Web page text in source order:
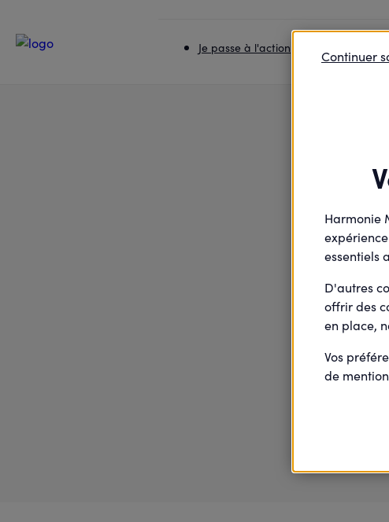
Je passe à l'action
La Tricomtaise
Harmonie
essentiels
D'autres
offrir des
en place,
Vos
de
Continuer